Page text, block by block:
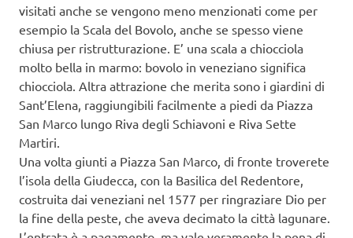
visitati anche se vengono meno menzionati come per
esempio la Scala del Bovolo, anche se spesso viene
chiusa per ristrutturazione. E’ una scala a chiocciola
molto bella in marmo: bovolo in veneziano significa
chiocciola. Altra attrazione che merita sono i giardini di
Sant’Elena, raggiungibili facilmente a piedi da Piazza
San Marco lungo Riva degli Schiavoni e Riva Sette
Martiri.
Una volta giunti a Piazza San Marco, di fronte troverete
l’isola della Giudecca, con la Basilica del Redentore,
costruita dai veneziani nel 1577 per ringraziare Dio per
la fine della peste, che aveva decimato la città lagunare.